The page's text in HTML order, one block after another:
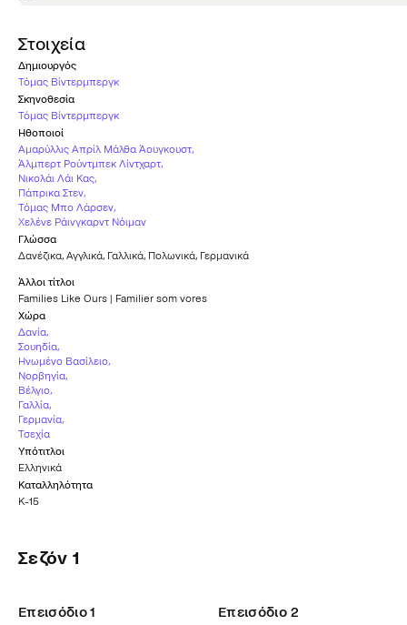
Στοιχεία
Δημιουργός
Τόμας Βίντερμπεργκ
Σκηνοθεσία
Τόμας Βίντερμπεργκ
Ηθοποιοί
Αμαρύλλις Απρίλ Μάλθα Άουγκουστ,
Άλμπερτ Ρούντμπεκ Λίντχαρτ,
Νικολάι Λάι Κας,
Πάπρικα Στεν,
Τόμας Μπο Λάρσεν,
Χελένε Ράινγκαρντ Νόιμαν
Γλώσσα
Δανέζικα, Αγγλικά, Γαλλικά, Πολωνικά, Γερμανικά
Άλλοι τίτλοι
Families Like Ours | Familier som vores
Χώρα
Δανία,
Σουηδία,
Ηνωμένο Βασίλειο,
Νορβηγία,
Βέλγιο,
Γαλλία,
Γερμανία,
Τσεχία
Υπότιτλοι
Ελληνικά
Καταλληλότητα
K-15
Σεζόν 1
Επεισόδιο1 Επεισόδιο 2